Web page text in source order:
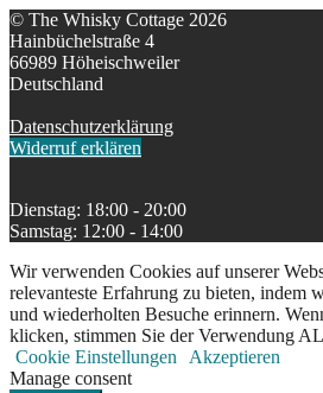
© The Whisky Cottage 2026
Hainbüchelstraße 4
66989 Höheischweiler
Deutschland
Datenschutzerklärung
Widerruf erklären
Dienstag: 18:00 - 20:00
Samstag: 12:00 - 14:00
Wir verwenden Cookies auf unserer
relevanteste Erfahrung zu bieten, indem
und wiederholten Besuche erinnern.
klicken, stimmen Sie der Verwendung
Cookie Einstellungen
Akzeptieren
Manage consent